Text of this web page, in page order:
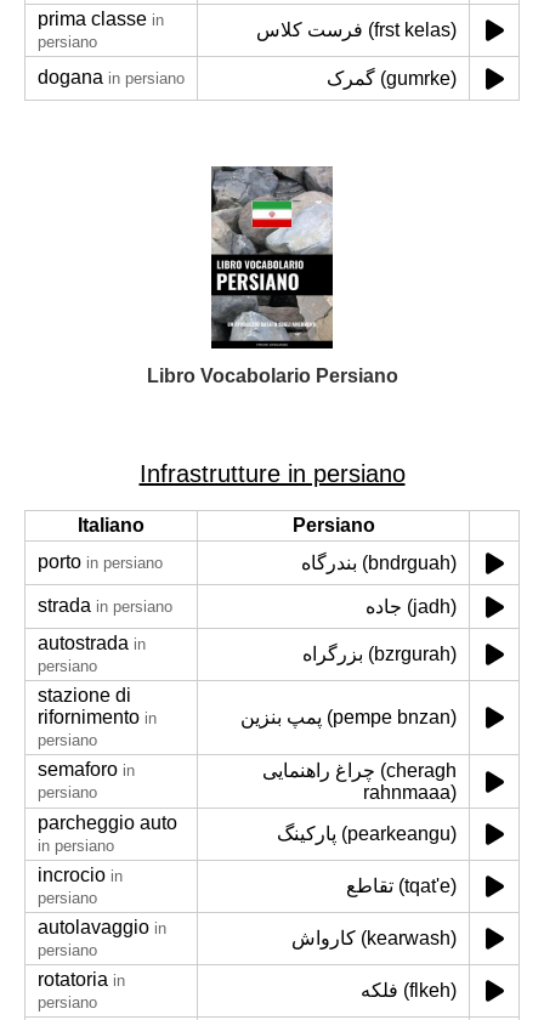
prima classe in
persiano
فرست کلاس (frst kelas)
dogana in persiano گمرک (gumrke)
Libro Vocabolario Persiano
Infrastrutture in persiano
Italiano
Persiano
porto in persiano بندرگاه (bndrguah)
strada in persiano
جاده (jadh)
autostrada in
persiano
بزرگراه (bzrgurah)
stazione di
rifornimento in
persiano
پمپ بنزین (pempe bnzan)
semaforo in
persiano
چراغ راهنمایی (cheragh
rahnmaaa)
parcheggio auto
in persiano
پارکینگ (pearkeangu)
incrocio in
persiano
تقاطع (tqat'e)
autolavaggio in
persiano
کارواش (kearwash)
rotatoria in
persiano
فلکه (flkeh)